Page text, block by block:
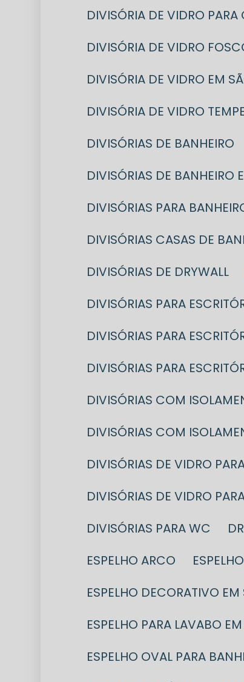
DIVISÓRIA DE VIDRO
DIVISÓRIA DE VIDRO
DIVISÓRIA DE VIDRO EM
DIVISÓRIA DE VIDRO
DIVISÓRIAS DE BANHEIRO
DIVISÓRIAS DE BANHEIRO
DIVISÓRIAS PARA
DIVISÓRIAS CASAS DE
DIVISÓRIAS DE DRYWALL
DIVISÓRIAS PARA
DIVISÓRIAS PARA
DIVISÓRIAS PARA
DIVISÓRIAS COM
DIVISÓRIAS COM
DIVISÓRIAS DE VIDRO
DIVISÓRIAS DE VIDRO
DIVISÓRIAS PARA WC
ESPELHO ARCO
ESPELHO DECORATIVO
ESPELHO PARA LAVABO
ESPELHO OVAL PARA